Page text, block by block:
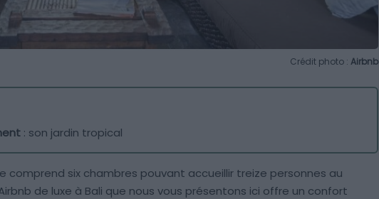
Crédit photo : Airbnb
: son jardin tropical
comprend six chambres pouvant accueillir treize personnes au
de luxe à Bali que nous vous présentons ici offre un confort